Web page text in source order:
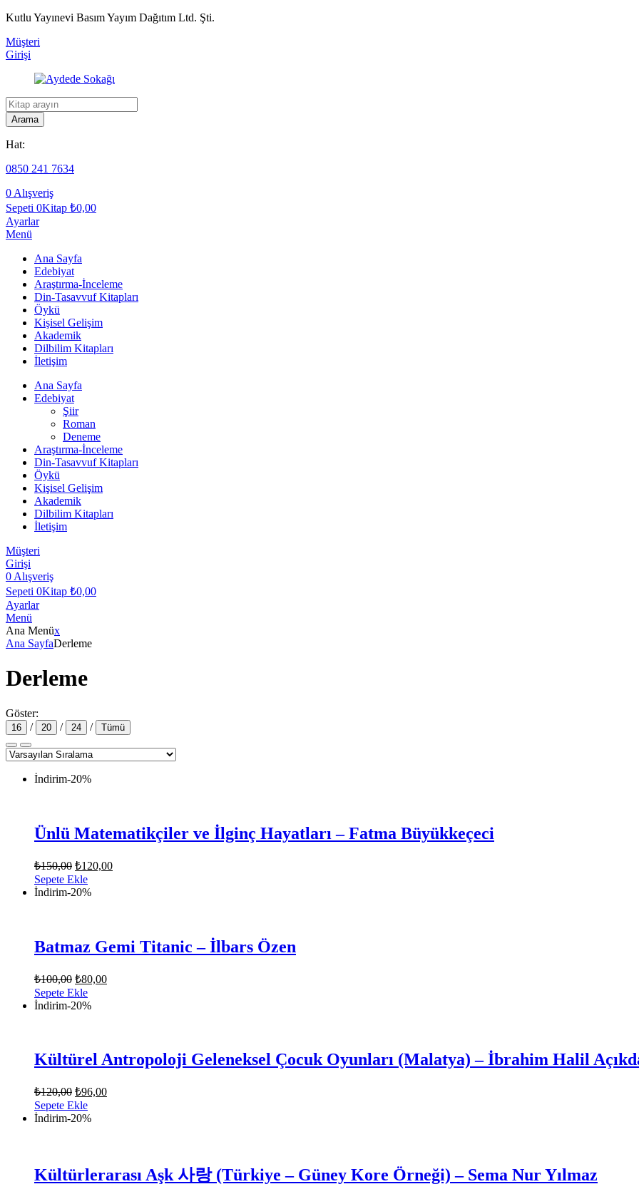
Kutlu Yayınevi Basım Yayım Dağıtım Ltd. Şti.
Müşteri
Girişi
Kitap
arama
Arama
Hat:
0850 241 7634
0 Alışveriş
Sepeti 0Kitap ₺0,00
Ayarlar
Menü
Ana Sayfa
Edebiyat
Araştırma-İnceleme
Din-Tasavvuf Kitapları
Öykü
Kişisel Gelişim
Akademik
Dilbilim Kitapları
İletişim
Ana Sayfa
Edebiyat
Şiir
Roman
Deneme
Araştırma-İnceleme
Din-Tasavvuf Kitapları
Öykü
Kişisel Gelişim
Akademik
Dilbilim Kitapları
İletişim
Müşteri
Girişi
0 Alışveriş
Sepeti 0Kitap ₺0,00
Ayarlar
Menü
Ana Menüx
Ana SayfaDerleme
Derleme
Göster:
16 / 20 / 24 / Tümü
İndirim-20%
Ünlü Matematikçiler ve İlginç Hayatları – Fatma Büyükkeçeci
₺150,00 Orijinal
fiyat:
₺150,00.
₺120,00Şu
Sepete Ekle
İndirim-20%
Batmaz Gemi Titanic – İlbars Özen
₺100,00 Orijinal
fiyat:
₺100,00.
₺80,00Şu
Sepete Ekle
İndirim-20%
Kültürel Antropoloji Geleneksel Çocuk Oyunları (Malatya) – İbrahim Halil
₺120,00 Orijinal
fiyat:
₺120,00.
₺96,00Şu
Sepete Ekle
İndirim-20%
Kültürlerarası Aşk 사랑 (Türkiye – Güney Kore Örneği) – Sema Nur Yılmaz